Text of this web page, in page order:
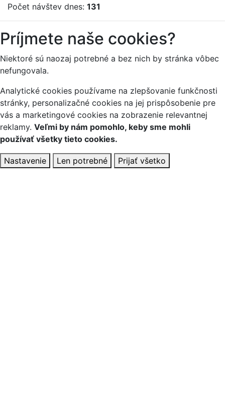
Počet návštev dnes: 131
Príjmete naše cookies?
Niektoré sú naozaj potrebné a bez nich by stránka vôbec
nefungovala.
Analytické cookies používame na zlepšovanie funkčnosti
stránky, personalizačné cookies na jej prispôsobenie pre
vás a marketingové cookies na zobrazenie relevantnej
reklamy. Veľmi by nám pomohlo, keby sme mohli
používať všetky tieto cookies.
Nastavenie Len potrebné Prijať všetko